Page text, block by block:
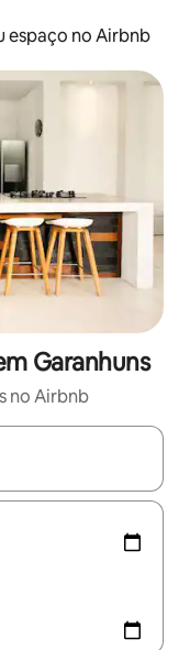
espaço no Airbnb
Garanhuns
no Airbnb
explore-os